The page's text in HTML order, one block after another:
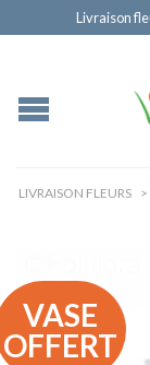
Livraison
LIVRAISON FLEURS >
VASE
OFFERT